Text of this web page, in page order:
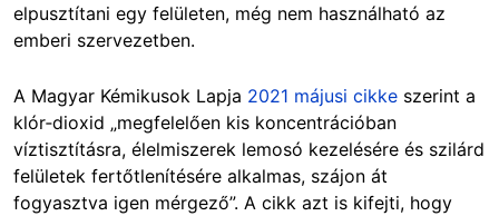
elpusztítani egy felületen, még nem használható az
emberi szervezetben.
A Magyar Kémikusok Lapja 2021 májusi cikke szerint a
klór‑dioxid „megfelelően kis koncentrációban
víztisztításra, élelmiszerek lemosó kezelésére és szilárd
felületek fertőtlenítésére alkalmas, szájon át
fogyasztva igen mérgező”. A cikk azt is kifejti, hogy